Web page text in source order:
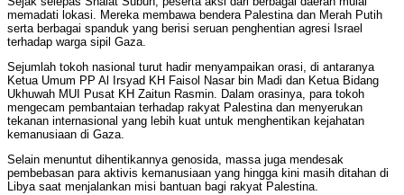
memadati lokasi. Mereka membawa bendera Palestina dan Merah Putih
serta berbagai spanduk yang berisi seruan penghentian agresi Israel
terhadap warga sipil Gaza.
Sejumlah tokoh nasional turut hadir menyampaikan orasi, di antaranya
Ketua Umum PP Al Irsyad KH Faisol Nasar bin Madi dan Ketua Bidang
Ukhuwah MUI Pusat KH Zaitun Rasmin. Dalam orasinya, para tokoh
mengecam pembantaian terhadap rakyat Palestina dan menyerukan
tekanan internasional yang lebih kuat untuk menghentikan kejahatan
kemanusiaan di Gaza.
Selain menuntut dihentikannya genosida, massa juga mendesak
pembebasan para aktivis kemanusiaan yang hingga kini masih ditahan di
Libya saat menjalankan misi bantuan bagi rakyat Palestina.